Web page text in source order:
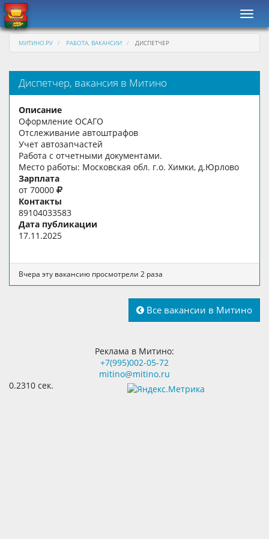
МИТИНО.РУ РАБОТА, ВАКАНСИИ ДИСПЕТЧЕР
Диспетчер, вакансия в Митино
Описание
Оформление ОСАГО
Отслеживание автоштрафов
Учет автозапчастей
Работа с отчетными документами.
Место работы: Московская обл. г.о. Химки, д.Юрлово
Зарплата
от 70000
Контакты
89104033583
Дата публикации
17.11.2025
Вчера эту вакансию просмотрели 2 раза
Все вакансии в Митино
Реклама в Митино:
+7(995)002-05-72
mitino@mitino.ru
0.2310 сек.